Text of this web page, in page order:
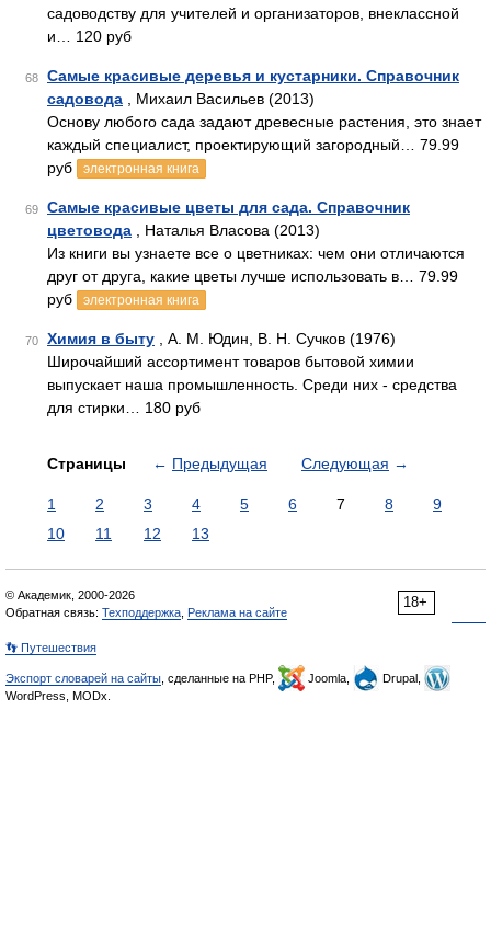
садоводству для учителей и организаторов, внеклассной
и… 120 руб
68
Самые красивые деревья и кустарники. Справочник
садовода , Михаил Васильев (2013)
Основу любого сада задают древесные растения, это знает
каждый специалист, проектирующий загородный… 79.99
руб
электронная книга
69
Самые красивые цветы для сада. Справочник
цветовода , Наталья Власова (2013)
Из книги вы узнаете все о цветниках: чем они отличаются
друг от друга, какие цветы лучше использовать в… 79.99
руб
электронная книга
70 Химия в быту , А. М. Юдин, В. Н. Сучков (1976)
Широчайший ассортимент товаров бытовой химии
выпускает наша промышленность. Среди них - средства
для стирки… 180 руб
Страницы ← Предыдущая Следующая →
1 2 3 4 5 6 7 8
9
10
11 12 13
18+
© Академик, 2000-2026
Обратная связь: Техподдержка Реклама на сайте
👣 Путешествия
Экспорт словарей на сайты , сделанные на PHP, Joomla,
Drupal,
WordPress, MODx.